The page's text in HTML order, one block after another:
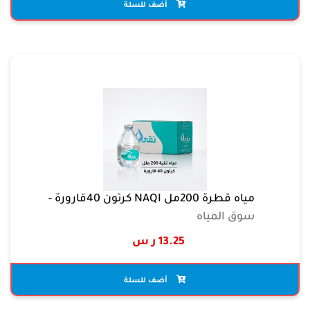
أضف للسلة
مياه قطرة 200مل NAQI كرتون 40قارورة -
سوق المياه
13.25 ر س
أضف للسلة